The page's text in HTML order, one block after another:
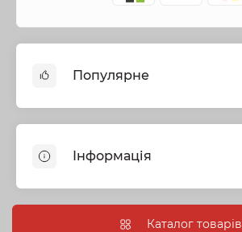
Популярне
Запірна арматура
Труби та фітинги
Насосне обладнання
Інформація
Інформація про доставкуКаталог товарів